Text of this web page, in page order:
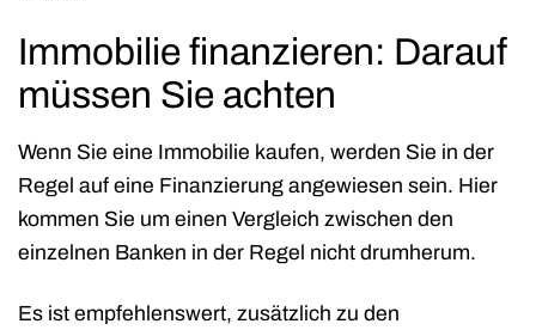
Immobilie finanzieren: Darauf
müssen Sie achten
Wenn Sie eine Immobilie kaufen, werden Sie in der
Regel auf eine Finanzierung angewiesen sein. Hier
kommen Sie um einen Vergleich zwischen den
einzelnen Banken in der Regel nicht drumherum.
Es ist empfehlenswert, zusätzlich zu den